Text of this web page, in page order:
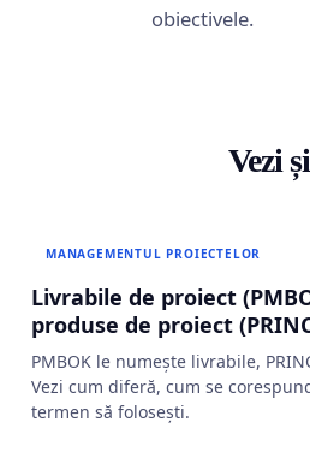
obiectivele.
Vezi și
MANAGEMENTUL PROIECTELOR
Livrabile de proiect
produse de proiect
PMBOK le numește livrabile,
Vezi cum diferă, cum se
termen să folosești.